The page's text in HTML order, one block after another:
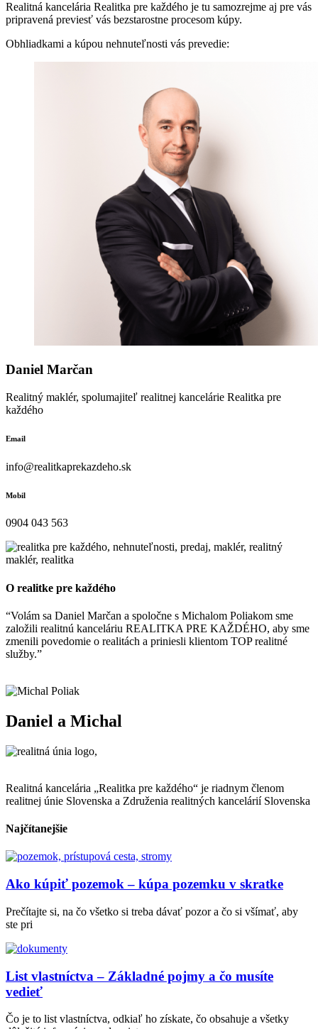
Realitná kancelária Realitka pre každého je tu samozrejme aj pre vás
pripravená previesť vás bezstarostne procesom kúpy.
Obhliadkami a kúpou nehnuteľnosti vás prevedie:
Daniel Marčan
Realitný maklér, spolumajiteľ realitnej kancelárie Realitka pre
každého
Email
info@realitkaprekazdeho.sk
Mobil
0904 043 563
O realitke pre každého
“Volám sa Daniel Marčan a spoločne s Michalom Poliakom sme
založili realitnú kanceláriu REALITKA PRE KAŽDÉHO, aby sme
zmenili povedomie o realitách a priniesli klientom TOP realitné
služby.”
Daniel a Michal
Realitná kancelária „Realitka pre každého“ je riadnym členom
realitnej únie Slovenska a Združenia realitných kancelárií Slovenska
Najčítanejšie
Ako kúpiť pozemok – kúpa pozemku v skratke
Prečítajte si, na čo všetko si treba dávať pozor a čo si všímať, aby
ste pri
List vlastníctva – Základné pojmy a čo musíte
vedieť
Čo je to list vlastníctva, odkiaľ ho získate, čo obsahuje a všetky